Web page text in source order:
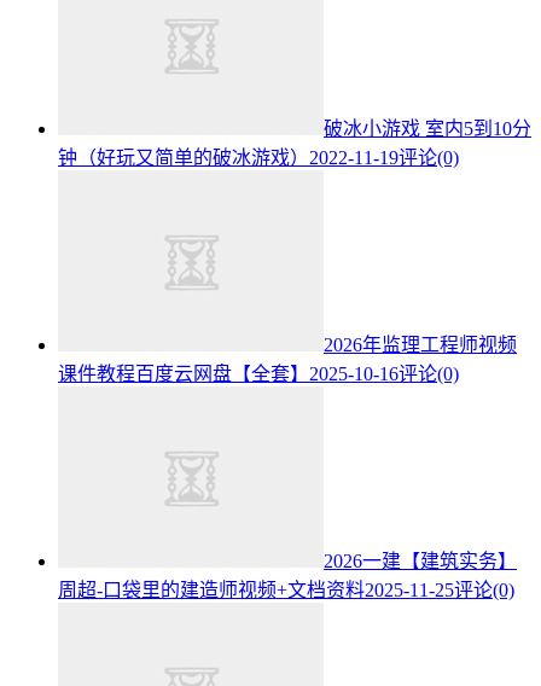
破冰小游戏 室内5到10分
钟（好玩又简单的破冰游戏） 2022-11-19评论(0)
2026年监理工程师视频
课件教程百度云网盘【全套】 2025-10-16评论(0)
2026一建【建筑实务】
周超-口袋里的建造师视频+文档资料2025-11-25评论(0)